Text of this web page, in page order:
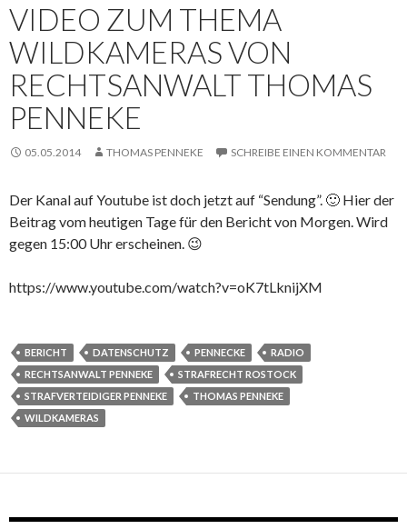
VIDEO ZUM THEMA
WILDKAMERAS VON
RECHTSANWALT THOMAS
PENNEKE
05.05.2014 THOMAS PENNEKE SCHREIBE EINEN KOMMENTAR
Der Kanal auf Youtube ist doch jetzt auf “Sendung”. 🙂 Hier der
Beitrag vom heutigen Tage für den Bericht von Morgen. Wird
gegen 15:00 Uhr erscheinen. 😉
https://www.youtube.com/watch?v=oK7tLknijXM
BERICHT DATENSCHUTZ PENNECKE
RADIO
RECHTSANWALT PENNEKE
STRAFRECHT ROSTOCK
STRAFVERTEIDIGER PENNEKE
THOMAS PENNEKE
WILDKAMERAS